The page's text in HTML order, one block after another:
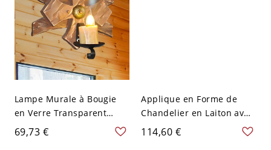
Lampe Murale à Bougie
en Verre Transparent
Industrielle 1 Ampoule
avec Plaque de Bois en
69,73 €
Applique en Forme de
Chandelier en Laiton avec
Perles en Cristal Lampe
Murale à 2-Ampoule Style
114,60 €